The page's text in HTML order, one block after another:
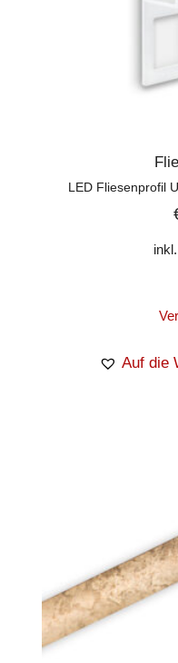
LED Fliesenprofil
Auf die